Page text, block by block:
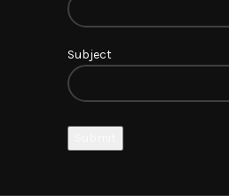
Subject